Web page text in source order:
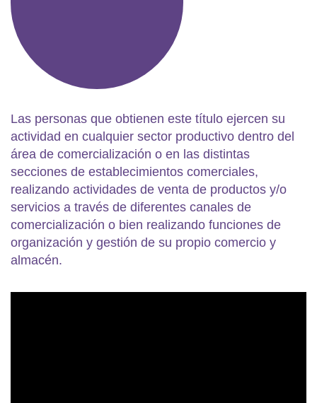
Las personas que obtienen este título ejercen su
actividad en cualquier sector productivo dentro del
área de comercialización o en las distintas
secciones de establecimientos comerciales,
realizando actividades de venta de productos y/o
servicios a través de diferentes canales de
comercialización o bien realizando funciones de
organización y gestión de su propio comercio y
almacén.